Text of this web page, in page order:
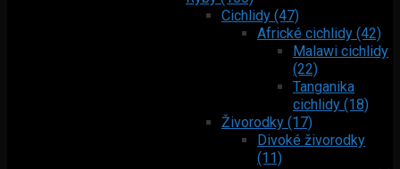
Cichlidy (47)
Africké cichlidy (42)
Malawi cichlidy
(22)
Tanganika
cichlidy (18)
Živorodky (17)
Divoké živorodky
(11)